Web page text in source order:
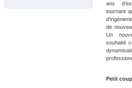
ans
tournant
de
Un
souhaité
Petit